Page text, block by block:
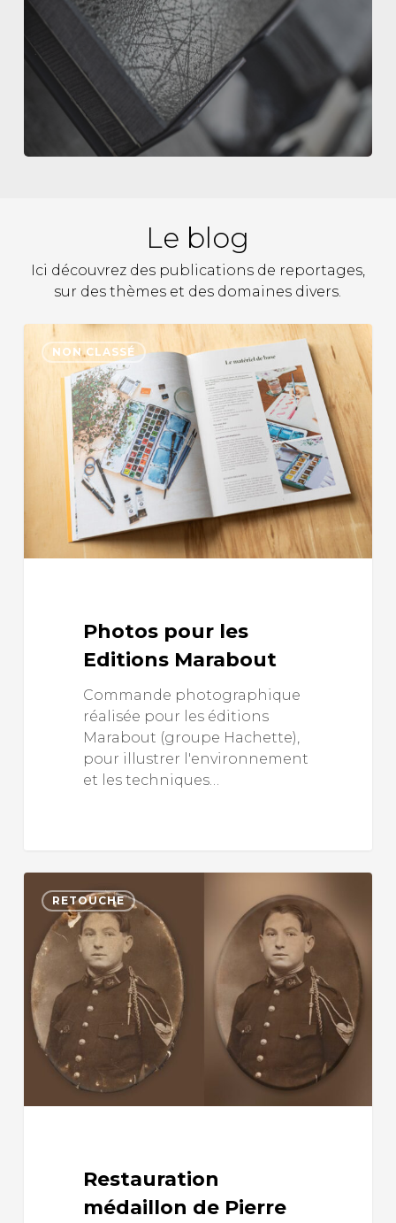
Le blog
Ici découvrez des publications de reportages,
sur des thèmes et des domaines divers.
NON CLASSÉ
Photos pour les
Editions Marabout
Commande photographique
réalisée pour les éditions
Marabout (groupe Hachette),
pour illustrer l'environnement
et les techniques…
RETOUCHE
Restauration
médaillon de Pierre